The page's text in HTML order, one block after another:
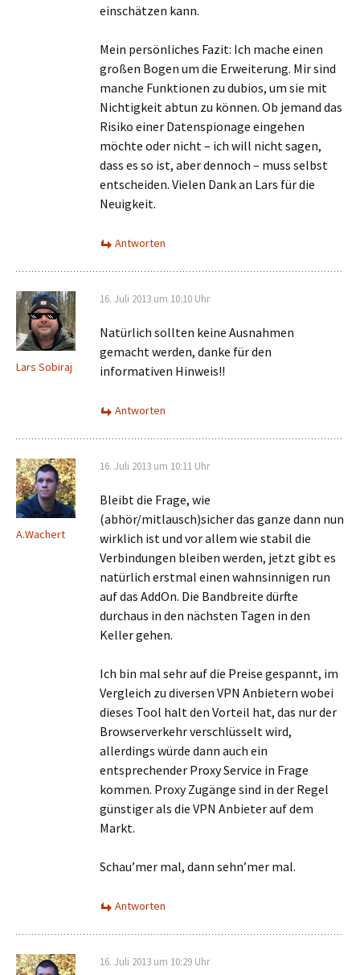
einschätzen kann.
Mein persönliches Fazit: Ich mache einen
großen Bogen um die Erweiterung. Mir sind
manche Funktionen zu dubios, um sie mit
Nichtigkeit abtun zu können. Ob jemand das
Risiko einer Datenspionage eingehen
möchte oder nicht – ich will nicht sagen,
dass es so ist, aber dennoch – muss selbst
entscheiden. Vielen Dank an Lars für die
Neuigkeit.
Antworten
Lars Sobiraj
16. Juli 2013 um 10:10 Uhr
Natürlich sollten keine Ausnahmen
gemacht werden, danke für den
informativen Hinweis!!
Antworten
A.Wachert
16. Juli 2013 um 10:11 Uhr
Bleibt die Frage, wie
(abhör/mitlausch)sicher das ganze dann nun
wirklich ist und vor allem wie stabil die
Verbindungen bleiben werden, jetzt gibt es
natürlich erstmal einen wahnsinnigen run
auf das AddOn. Die Bandbreite dürfte
durchaus in den nächsten Tagen in den
Keller gehen.
Ich bin mal sehr auf die Preise gespannt, im
Vergleich zu diversen VPN Anbietern wobei
dieses Tool halt den Vorteil hat, das nur der
Browserverkehr verschlüsselt wird,
allerdings würde dann auch ein
entsprechender Proxy Service in Frage
kommen. Proxy Zugänge sind in der Regel
günstiger als die VPN Anbieter auf dem
Markt.
Schau’mer mal, dann sehn’mer mal.
Antworten
16. Juli 2013 um 10:29 Uhr